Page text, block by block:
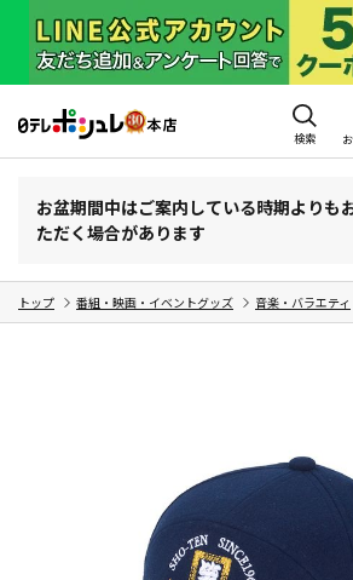
検索
お盆期間中はご案内している時期よりも
ただく場合があります
トップ 番組・映画・イベントグッズ 音楽・バラエティ